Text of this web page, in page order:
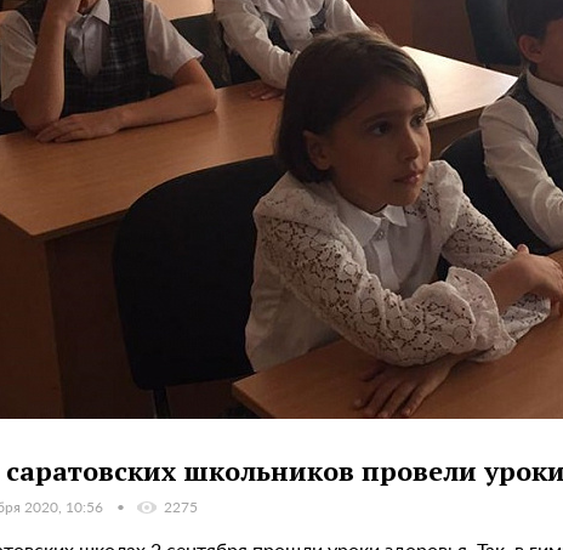
школьников провели
2020, 10:56 2275